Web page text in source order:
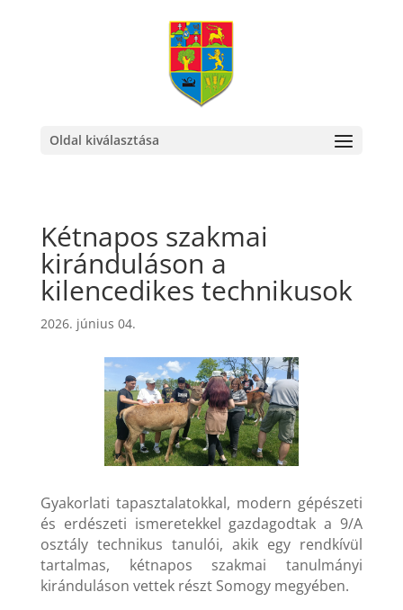
Oldal kiválasztása
Kétnapos szakmai
kiránduláson a
kilencedikes technikusok
2026. június 04.
Gyakorlati tapasztalatokkal, modern gépészeti
és erdészeti ismeretekkel gazdagodtak a 9/A
osztály technikus tanulói, akik egy rendkívül
tartalmas, kétnapos szakmai tanulmányi
kiránduláson vettek részt Somogy megyében.